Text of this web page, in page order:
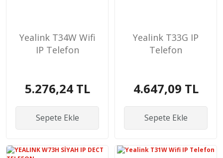
Yealink T34W Wifi
IP Telefon
5.276,24 TL
Sepete Ekle
Yealink T33G IP
Telefon
4.647,09 TL
Sepete Ekle